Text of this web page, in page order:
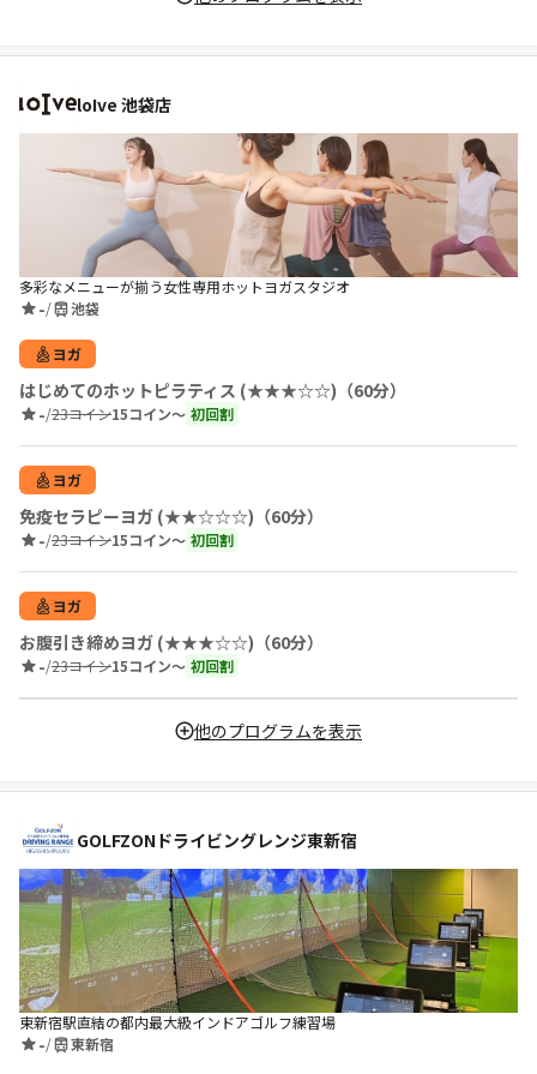
loIve 池袋店
多彩なメニューが揃う女性専用ホットヨガスタジオ
-/ 池袋
ヨガ
はじめてのホットピラティス (★★★☆☆)（60分）
-/23コイン15コイン〜 初回割
ヨガ
免疫セラピーヨガ (★★☆☆☆)（60分）
-/23コイン15コイン〜 初回割
ヨガ
お腹引き締めヨガ (★★★☆☆)（60分）
-/23コイン15コイン〜 初回割
他のプログラムを表示
GOLFZONドライビングレンジ東新宿
東新宿駅直結の都内最大級インドアゴルフ練習場
-/ 東新宿